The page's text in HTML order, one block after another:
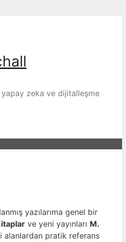
yapay zeka ve dijitalleşme
yazılarıma genel bir
ve yeni yayınları M.
alanlardan pratik referans